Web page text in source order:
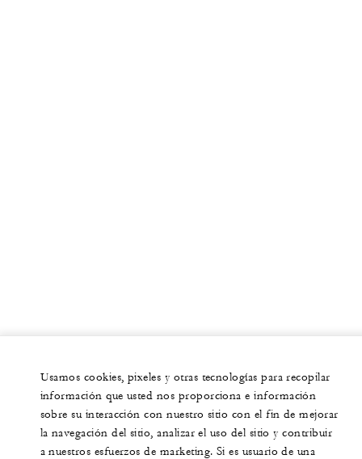
Usamos cookies, pixeles y otras tecnologías para recopilar
información que usted nos proporciona e información
sobre su interacción con nuestro sitio con el fin de mejorar
la navegación del sitio, analizar el uso del sitio y contribuir
a nuestros esfuerzos de marketing. Si es usuario de una